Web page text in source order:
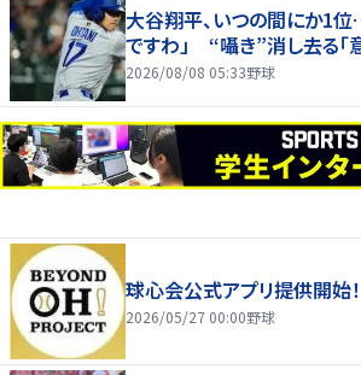
大谷翔平、いつの間にか1
ですわ」 “囁き”消し去る「
2026/08/08 05:33野球
球心会公式アプリ提供開始！
2026/05/27 00:00野球